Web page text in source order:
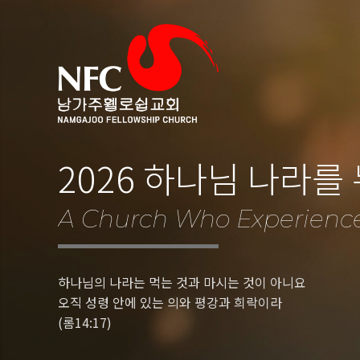
2026 하나님 나라를
A Church Who
하나님의 나라는 먹는 것과 마시는 것이 아니요
오직 성령 안에 있는 의와 평강과 희락이라
(롬14:17)